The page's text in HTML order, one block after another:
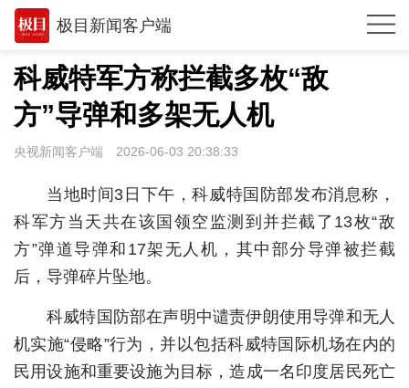
极目新闻客户端
推荐
观点
时政
武汉
世相
专题
极客圈
科威特军方称拦截多枚“敌
方”导弹和多架无人机
央视新闻客户端 2026-06-03 20:38:33
当地时间3日下午，科威特国防部发布消息称，
科军方当天共在该国领空监测到并拦截了13枚“敌
方”弹道导弹和17架无人机，其中部分导弹被拦截
后，导弹碎片坠地。
科威特国防部在声明中谴责伊朗使用导弹和无人
机实施“侵略”行为，并以包括科威特国际机场在内的
民用设施和重要设施为目标，造成一名印度居民死亡